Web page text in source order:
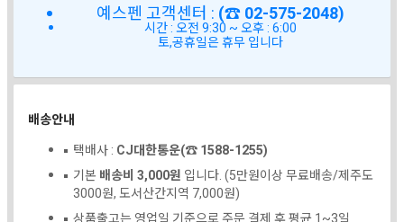
예스펜 고객센터 : (☎ 02-575-2048)
시간 : 오전 9:30 ~ 오후 : 6:00
토,공휴일은 휴무 입니다
배송안내
택배사 : CJ대한통운(☎ 1588-1255)
기본 배송비 3,000원 입니다. (5만원이상 무료배송/제주도
3000원, 도서산간지역 7,000원)